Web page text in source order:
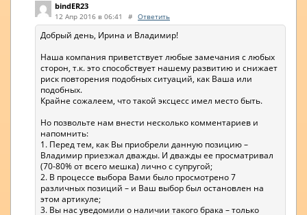
bindER23
12 Апр 2016 в 06:41 # Ответить
Добрый день, Ирина и Владимир!
Наша компания приветствует любые замечания с любых
сторон, т.к. это способствует нашему развитию и снижает
риск повторения подобных ситуаций, как Ваша или
подобных.
Крайне сожалеем, что такой эксцесс имел место быть.
Но позвольте нам внести несколько комментариев и
напомнить:
1. Перед тем, как Вы приобрели данную позицию –
Владимир приезжал дважды. И дважды ее просматривал
(70-80% от всего мешка) лично с супругой;
2. В процессе выбора Вами было просмотрено 7
различных позиций – и Ваш выбор был остановлен на
этом артикуле;
3. Вы нас уведомили о наличии такого брака – только